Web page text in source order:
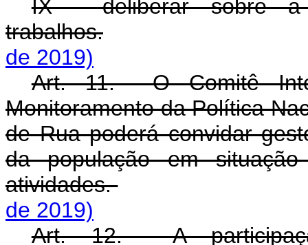
IX - deliberar sobre a
trabalhos.
de 2019)
Art. 11. O Comitê
Monitoramento da Política
de Rua poderá convidar
da população em
atividades.
de 2019)
Art. 12. A